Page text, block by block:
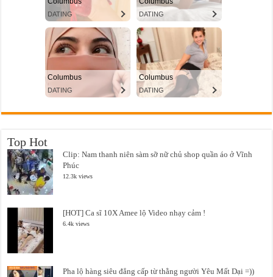
Top Hot
Clip: Nam thanh niên sàm sỡ nữ chủ shop quần áo ở Vĩnh
Phúc
12.3k views
[HOT] Ca sĩ 10X Amee lộ Video nhạy cảm !
6.4k views
Pha lộ hàng siêu đẳng cấp từ thằng người Yêu Mất Dại =))